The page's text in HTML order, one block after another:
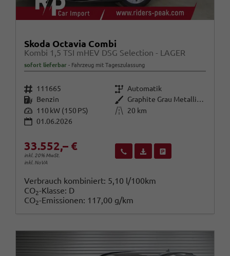
Skoda Octavia Combi
Kombi 1,5 TSI mHEV DSG Selection - LAGER
sofort lieferbar Fahrzeug mit Tageszulassung
Fahrzeugnr. 111665 Getriebe Automatik
Kraftstoff Benzin Außenfarbe
Graphite Grau Metallic (5X)
Leistung 110 kW (150 PS) Kilometerstand
20 km
01.06.2026
33.552,– €
inkl. 20% MwSt.
inkl. NoVA
Wir rufen Sie anFahrzeugexposé (PDF)
Verbrauch kombiniert: 5,10 l/100km
CO2-Klasse: D
CO2-Emissionen: 117,00 g/km